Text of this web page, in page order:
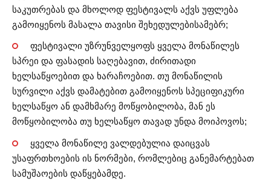
საკუთრებას და მხოლოდ ფესტივალს აქვს უფლება
გამოიყენოს მასალა თავისი შეხედულებისამებრ;
ფესტივალი უზრუნველყოფს ყველა მონაწილეს
სპრეი და ფასადის საღებავით, ძირითადი
ხელსაწყოებით და ხარაჩოებით. თუ მონაწილის
სურვილი აქვს დამატებით გამოიყენოს სპეციფიკური
ხელსაწყო ან დამხმარე მოწყობილობა, მან ეს
მოწყობილობა თუ ხელსაწყო თავად უნდა მოიპოვოს;
ყველა მონაწილე ვალდებულია დაიცვას
უსაფრთხოების ის ნორმები, რომლებიც განემარტებათ
სამუშაოების დაწყებამდე.